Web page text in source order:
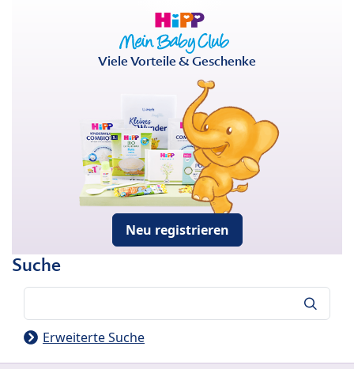
Viele Vorteile & Geschenke
Neu registrieren
Suche
Erweiterte Suche